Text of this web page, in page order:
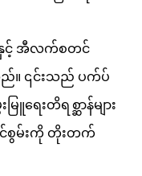
နှင့် အီလက်စတင်
ည်။ ၎င်းသည် ပက်ပ်
ရေးတိရစ္ဆာန်များ
င်စွမ်းကို တိုးတက်